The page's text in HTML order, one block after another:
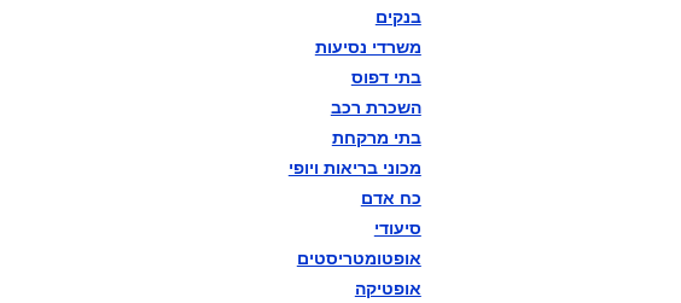
בנקים
משרדי נסיעות
בתי דפוס
השכרת רכב
בתי מרקחת
מכוני בריאות ויופי
כח אדם
סיעודי
אופטומטריסטים
אופטיקה